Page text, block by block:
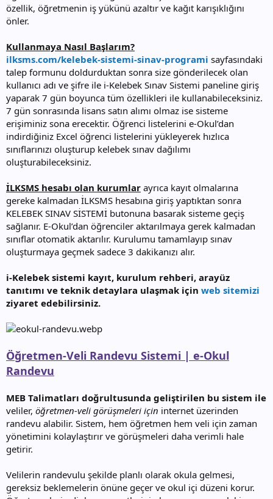
özellik, öğretmenin iş yükünü azaltır ve kağıt karışıklığını
önler.
Kullanmaya Nasıl Başlarım?
ilksms.com/kelebek-sistemi-sinav-programi sayfasındaki
talep formunu doldurduktan sonra size gönderilecek olan
kullanıcı adı ve şifre ile i-Kelebek Sınav Sistemi paneline giriş
yaparak 7 gün boyunca tüm özellikleri ile kullanabileceksiniz.
7 gün sonrasında lisans satın alımı olmaz ise sisteme
erişiminiz sona erecektir. Öğrenci listelerini e-Okul’dan
indirdiğiniz Excel öğrenci listelerini yükleyerek hızlıca
sınıflarınızı oluşturup kelebek sınav dağılımı
oluşturabileceksiniz.
İLKSMS hesabı olan kurumlar ayrıca kayıt olmalarına
gereke kalmadan İLKSMS hesabına giriş yaptıktan sonra
KELEBEK SINAV SİSTEMİ butonuna basarak sisteme geçiş
sağlanır. E-Okul’dan öğrenciler aktarılmaya gerek kalmadan
sınıflar otomatik aktarılır. Kurulumu tamamlayıp sınav
oluşturmaya geçmek sadece 3 dakikanızı alır.
i-Kelebek sistemi kayıt, kurulum rehberi, arayüz
tanıtımı ve teknik detaylara ulaşmak için web sitemizi
ziyaret edebilirsiniz.
Öğretmen-Veli Randevu Sistemi | e-Okul
Randevu
MEB Talimatları doğrultusunda geliştirilen bu sistem ile
veliler, öğretmen-veli görüşmeleri için internet üzerinden
randevu alabilir. Sistem, hem öğretmen hem veli için zaman
yönetimini kolaylaştırır ve görüşmeleri daha verimli hale
getirir.
Velilerin randevulu şekilde planlı olarak okula gelmesi,
gereksiz beklemelerin önüne geçer ve okul içi düzeni korur.